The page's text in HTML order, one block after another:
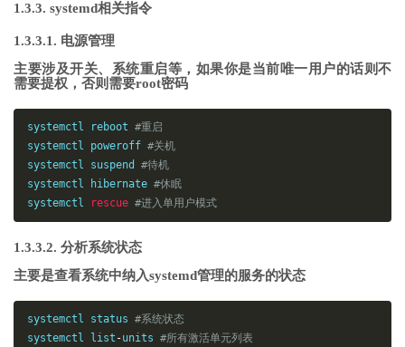
1.3.3. systemd相关指令
1.3.3.1. 电源管理
主要涉及开关、系统重启等，如果你是当前唯一用户的话则不
需要提权，否则需要root密码
systemctl reboot #重启
systemctl poweroff #关机
systemctl suspend
#待机
systemctl hibernate #休眠
systemctl
rescue #进入单用户模式
1.3.3.2. 分析系统状态
主要是查看系统中纳入systemd管理的服务的状态
systemctl status #系统状态
systemctl list -units #所有激活单元列表